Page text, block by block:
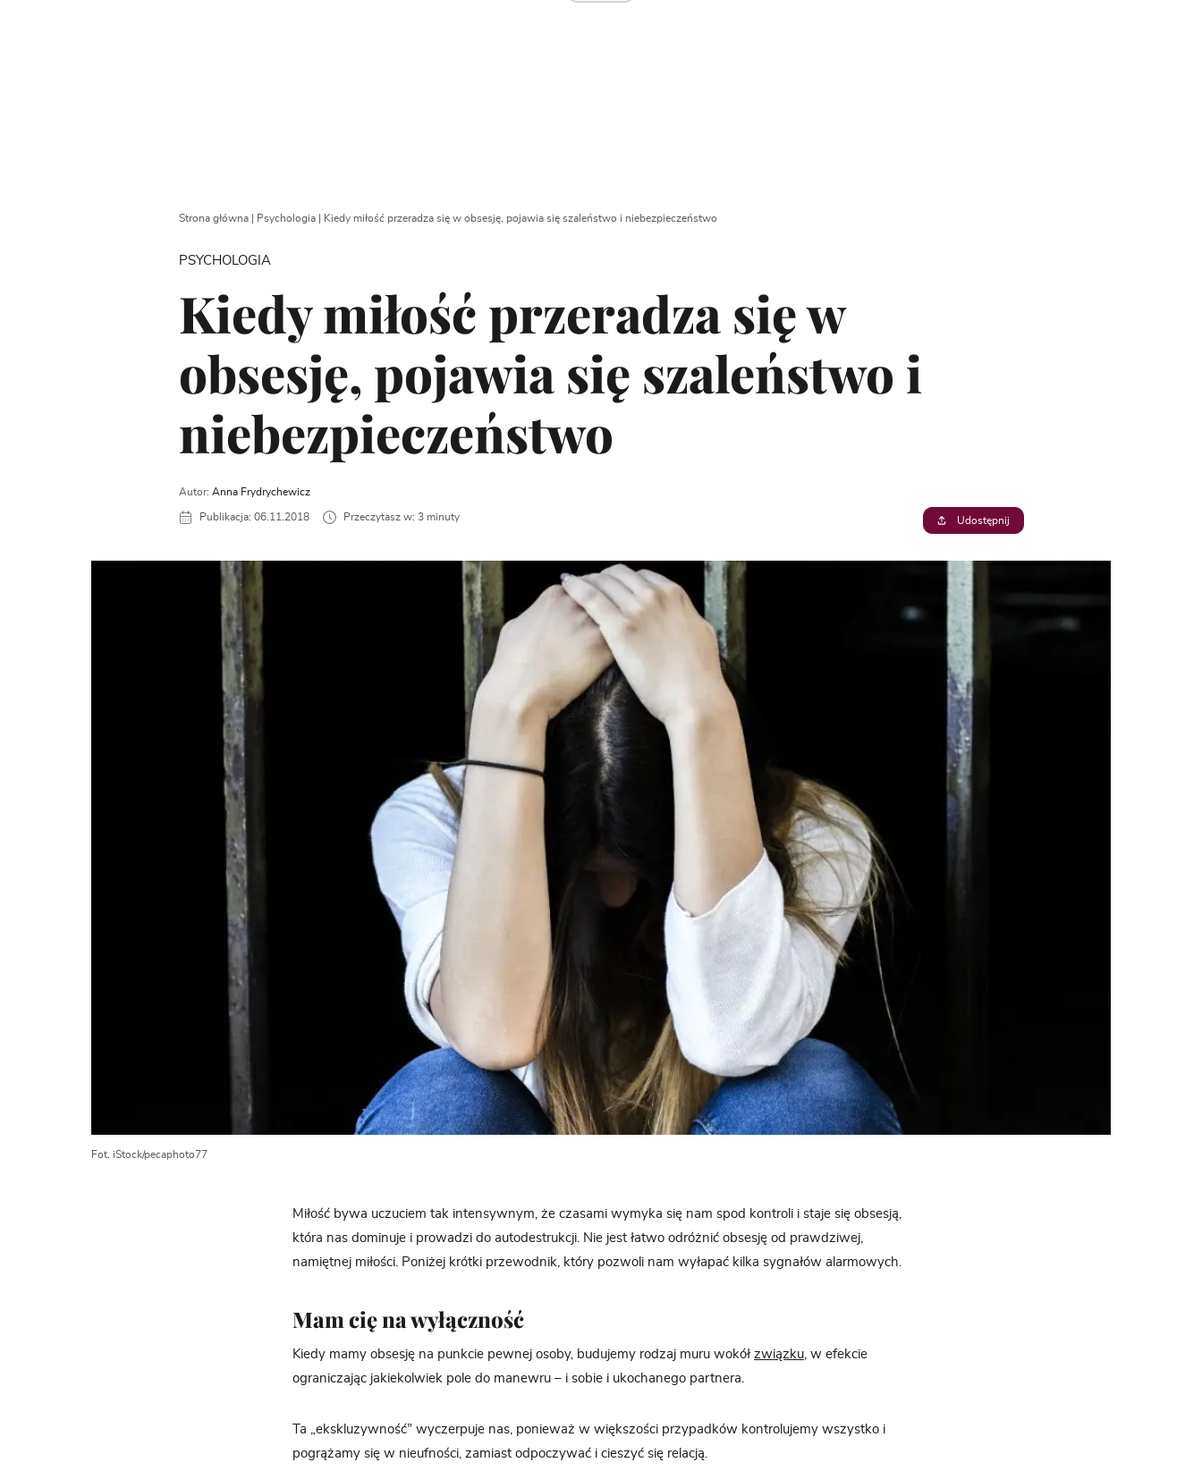
Strona główna| Psychologia| Kiedy miłość przeradza się w obsesję, pojawia się szaleństwo i niebezpieczeństwo
PSYCHOLOGIA
Kiedy miłość przeradza się w
obsesję, pojawia się szaleństwo i
niebezpieczeństwo
Autor: Anna Frydrychewicz
Publikacja: 06.11.2018 Przeczytasz w: 3 minuty Udostępnij
Fot. iStock/pecaphoto77
Miłość bywa uczuciem tak intensywnym, że czasami wymyka się nam spod kontroli i staje się obsesją,
która nas dominuje i prowadzi do autodestrukcji. Nie jest łatwo odróżnić obsesję od prawdziwej,
namiętnej miłości. Poniżej krótki przewodnik, który pozwoli nam wyłapać kilka sygnałów alarmowych.
Mam cię na wyłączność
Kiedy mamy obsesję na punkcie pewnej osoby, budujemy rodzaj muru wokół związku , w efekcie
ograniczając jakiekolwiek pole do manewru – i sobie i ukochanego partnera.
Ta „ekskluzywność” wyczerpuje nas, ponieważ w większości przypadków kontrolujemy wszystko i
pogrążamy się w nieufności, zamiast odpoczywać i cieszyć się relacją.